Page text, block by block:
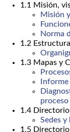
1.1 Misión,
Misión
Norma
1.2
1.3 Mapas y
proceso
1.4
Sedes
1.5